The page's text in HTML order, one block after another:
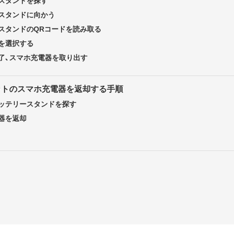
タンドに向かう
タンドのQRコードを読み取る
選択する
、スマホ充電器を取り出す
のスマホ充電器を返却する手順
テリースタンドを探す
を返却